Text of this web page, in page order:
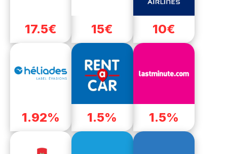
17.5€ 15€ 10€
1.92% 1.5% 1.5%